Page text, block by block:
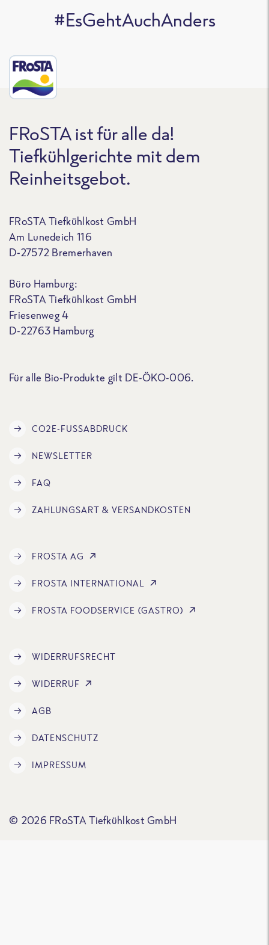
#EsGehtAuchAnders
FRoSTA ist für alle da!
Tiefkühlgerichte mit dem
Reinheitsgebot.
FRoSTA Tiefkühlkost GmbH
Am Lunedeich 116
D-27572 Bremerhaven
Büro Hamburg:
FRoSTA Tiefkühlkost GmbH
Friesenweg 4
D-22763 Hamburg
Für alle Bio-Produkte gilt DE-ÖKO-006.
CO2E-FUSSABDRUCK
NEWSLETTER
FAQ
ZAHLUNGSART & VERSANDKOSTEN
FROSTA AG
FROSTA INTERNATIONAL
FROSTA FOODSERVICE (GASTRO)
WIDERRUFSRECHT
WIDERRUF
AGB
DATENSCHUTZ
IMPRESSUM
© 2026 FRoSTA Tiefkühlkost GmbH